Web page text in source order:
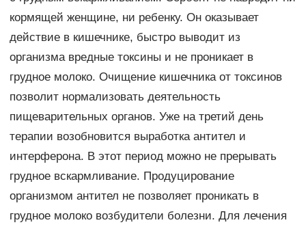
кормящей женщине, ни ребенку. Он оказывает
действие в кишечнике, быстро выводит из
организма вредные токсины и не проникает в
грудное молоко. Очищение кишечника от токсинов
позволит нормализовать деятельность
пищеварительных органов. Уже на третий день
терапии возобновится выработка антител и
интерферона. В этот период можно не прерывать
грудное вскармливание. Продуцирование
организмом антител не позволяет проникать в
грудное молоко возбудители болезни. Для лечения